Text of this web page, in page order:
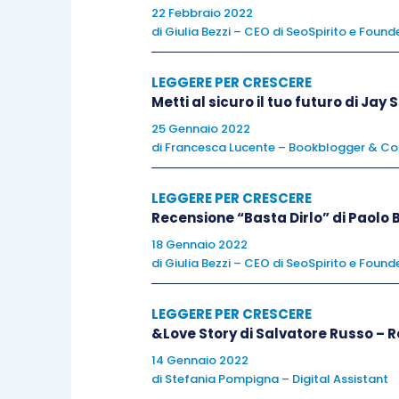
ma una
Leggilo, credimi, e torna a
più bello per te. La condivisione
22 Febbraio 2022
di Giulia Bezzi – CEO di SeoSpirito e
LEGGERE PER CRESCERE
Metti al sicuro il tuo futuro di Jay
25 Gennaio 2022
di Francesca Lucente – Bookblogger &
LEGGERE PER CRESCERE
Recensione “Basta Dirlo” di Paolo
18 Gennaio 2022
di Giulia Bezzi – CEO di SeoSpirito e
LEGGERE PER CRESCERE
&Love Story di Salvatore Russo –
14 Gennaio 2022
di Stefania Pompigna – Digital Assistant